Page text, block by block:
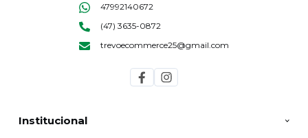
Institucional
47992140672
(47) 3635-0872
trevoecommerce25@gmail.com